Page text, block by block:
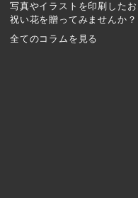
写真やイラストを印刷したお
祝い花を贈ってみませんか？
全てのコラムを見る